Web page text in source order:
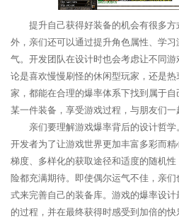
提升自己获得好装备的机会有很多
外，亲们还可以通过提升角色属性、学
气。开发团队在设计时也会考虑让不同
论是喜欢慢慢刷怪的休闲型玩家，还是
家，都能在合理的爆率体系下找到属于
某一件装备，享受游戏过程，与朋友们一
亲们要理解游戏爆率背后的设计哲
开发者为了让游戏世界更加丰富多彩而
梯度、多样化的获取途径和适度的随机
险都充满期待。即使偶尔运气不佳，亲
式来完善自己的装备库。游戏的爆率设
的过程，并在最终获得时感受到加倍的